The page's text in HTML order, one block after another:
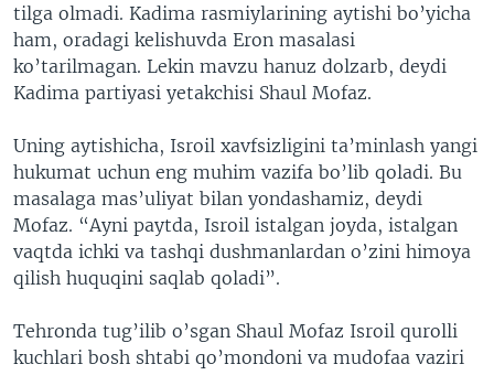
tilga olmadi. Kadima rasmiylarining aytishi bo’yicha
ham, oradagi kelishuvda Eron masalasi
ko’tarilmagan. Lekin mavzu hanuz dolzarb, deydi
Kadima partiyasi yetakchisi Shaul Mofaz.
Uning aytishicha, Isroil xavfsizligini ta’minlash yangi
hukumat uchun eng muhim vazifa bo’lib qoladi. Bu
masalaga mas’uliyat bilan yondashamiz, deydi
Mofaz. “Ayni paytda, Isroil istalgan joyda, istalgan
vaqtda ichki va tashqi dushmanlardan o’zini himoya
qilish huquqini saqlab qoladi”.
Tehronda tug’ilib o’sgan Shaul Mofaz Isroil qurolli
kuchlari bosh shtabi qo’mondoni va mudofaa vaziri